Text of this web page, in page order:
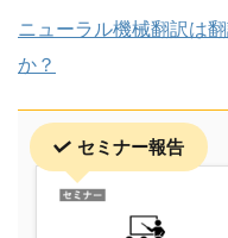
ニューラル機械翻訳は
か？
セミナー報告